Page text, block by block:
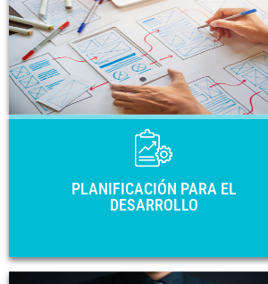
PLANIFICACIÓN PARA EL
DESARROLLO
PLANIFICACIÓN PARA
Principales instrumentos de
nacional de los 33 países de América
y el Caribe: Planes
Desarrollo, Estrategias, Planes de